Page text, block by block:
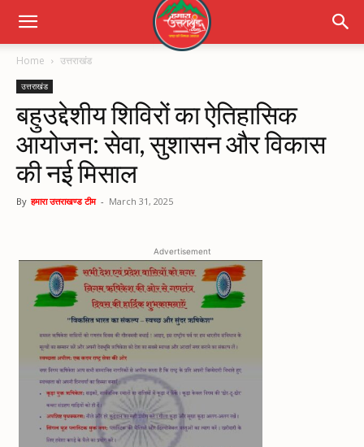
Home उत्तराखंड
उत्तराखंड
बहुउद्देशीय शिविरों का ऐतिहासिक
आयोजन: सेवा, सुशासन और विकास
की नई मिसाल
By हमारा उत्तराखण्ड टीम - March 31, 2025
Advertisement